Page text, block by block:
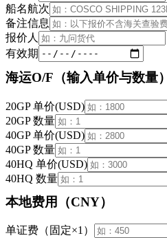
船名航次
备注信息
报价人
有效期
海运O/F（输入单价与数量）
20GP 单价(USD)
20GP 数量
40GP 单价(USD)
40GP 数量
40HQ 单价(USD)
40HQ 数量
本地费用（CNY）
单证费（固定×1）